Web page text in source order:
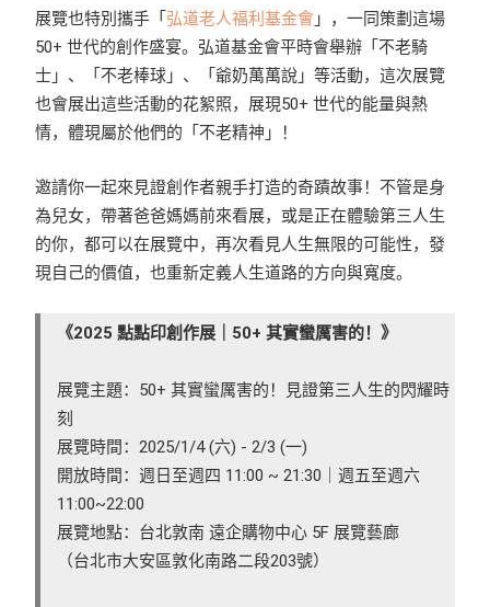
展覽也特別攜手「 弘道老人福利基金會 」，一同策劃這場
50+ 世代的創作盛宴。弘道基金會平時會舉辦「不老騎
士」、「不老棒球」、「爺奶萬萬說」等活動，這次展覽
也會展出這些活動的花絮照，展現50+ 世代的能量與熱
情，體現屬於他們的「不老精神」！
邀請你一起來見證創作者親手打造的奇蹟故事！不管是身
為兒女，帶著爸爸媽媽前來看展，或是正在體驗第三人生
的你，都可以在展覽中，再次看見人生無限的可能性，發
現自己的價值，也重新定義人生道路的方向與寬度。
《2025 點點印創作展｜50+ 其實蠻厲害的！》
展覽主題：50+ 其實蠻厲害的！見證第三人生的閃耀時
刻
展覽時間：2025/1/4 (六) - 2/3 (一)
開放時間：週日至週四 11:00 ~ 21:30｜週五至週六
11:00~22:00
展覽地點：台北敦南 遠企購物中心 5F 展覽藝廊
（台北市大安區敦化南路二段203號）